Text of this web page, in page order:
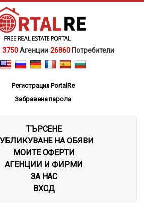
3750Агенции 26860 Потребители
Регистрация PortalRe
Забравена парола
ТЪРСЕНЕ
НА ОБЯВИ
МОИТЕ ОФЕРТИ
АГЕНЦИИ И ФИРМИ
ЗА НАС
ВХОД